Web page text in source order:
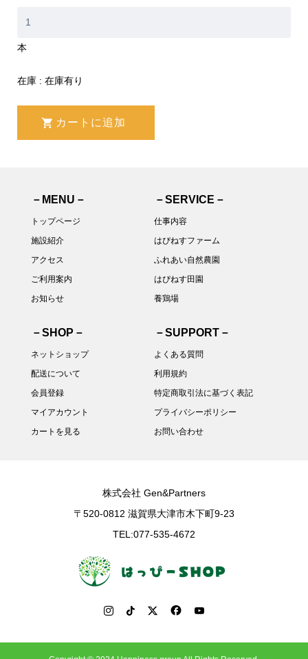
本
在庫 : 在庫有り
－MENU－
トップページ
施設紹介
アクセス
ご利用案内
お知らせ
－SERVICE－
仕事内容
はぴねすファーム
ふれあい自然農園
はぴねす田園
養鶏場
－SHOP－
ネットショップ
配送について
会員登録
マイアカウント
カートを見る
－SUPPORT－
よくある質問
利用規約
特定商取引法に基づく表記
プライバシーポリシー
お問い合わせ
株式会社 Gen&Partners
〒520-0812 滋賀県大津市木下町9-23
TEL:077-535-4672